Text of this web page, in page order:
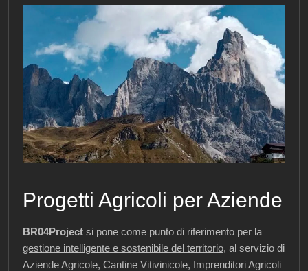
Progetti Agricoli per Aziende
BR04Project si pone come punto di riferimento per la
gestione intelligente e sostenibile del territorio, al servizio di
Aziende Agricole, Cantine Vitivinicole, Imprenditori Agricoli